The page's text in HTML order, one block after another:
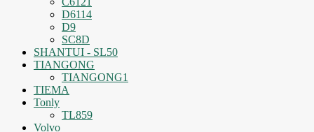
D6114
D9
SC8D
SHANTUI - SL50
TIANGONG
TIANGONG1
TIEMA
Tonly
TL859
Volvo